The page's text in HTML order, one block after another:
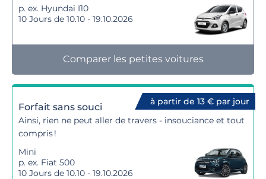
p. ex. Hyundai I10
10 Jours de 10.10 - 19.10.2026
Comparer les petites voitures
à partir de 13 € par jour
Forfait sans souci
Ainsi, rien ne peut aller de travers - insouciance et tout
compris !
Mini
p. ex. Fiat 500
10 Jours de 10.10 - 19.10.2026